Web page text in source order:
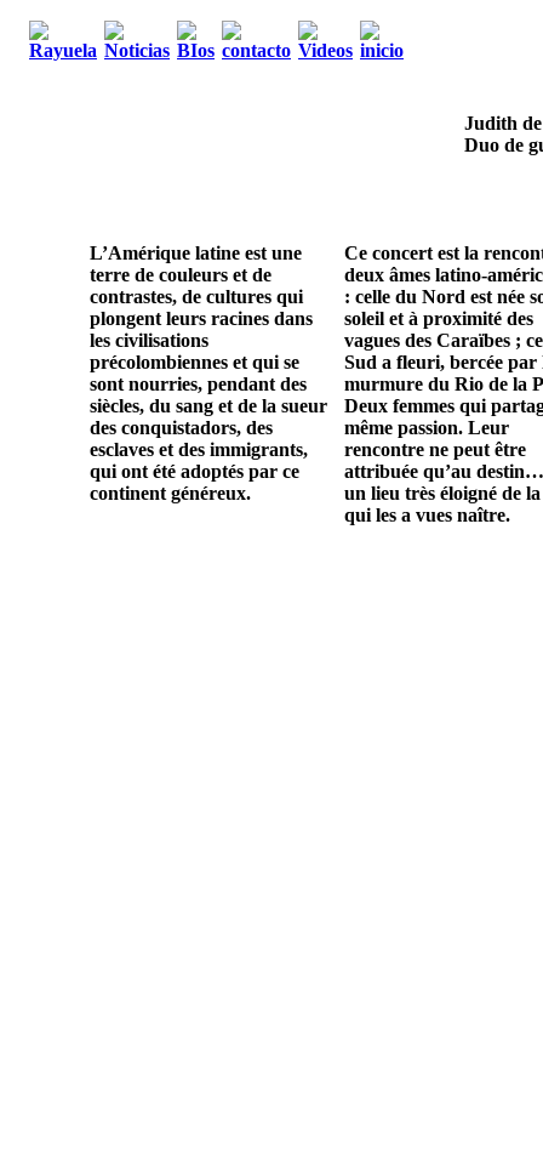
Judith
Duo de
L’Amérique latine est une
terre de couleurs et de
contrastes, de cultures qui
plongent leurs racines dans
les civilisations
précolombiennes et qui se
sont nourries, pendant des
siècles, du sang et de la sueur
des conquistadors, des
esclaves et des immigrants,
qui ont été adoptés par ce
continent généreux.
Ce concert est la
deux âmes latino-
: celle du Nord est née
soleil et à proximité des
vagues des Caraïbes ;
Sud a fleuri, bercée par
murmure du Rio de la
Deux femmes qui
même passion. Leur
rencontre ne peut être
attribuée qu’au
un lieu très éloigné de
qui les a vues naître.